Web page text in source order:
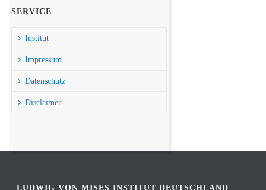
SERVICE
Institut
Impressum
Datenschutz
Disclaimer
LUDWIG VON MISES INSTITUT DEUTSCHLAND